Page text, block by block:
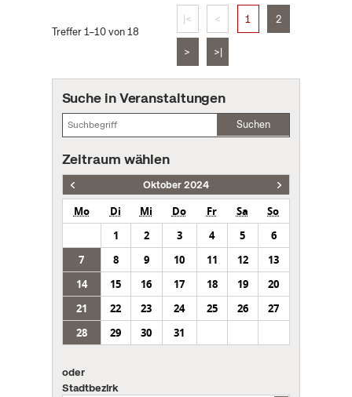
Treffer 1–10 von 18
|< < 1 2
> >|
Suche in Veranstaltungen
Suchen
Zeitraum wählen
Oktober 2024
Mo Di Mi Do Fr Sa
So
1
2 3 4 5
6
7
8 9 10 11 12
13
14
15 16 17 18 19
20
21
22 23 24 25 26
27
28
29 30 31
oder
Stadtbezirk